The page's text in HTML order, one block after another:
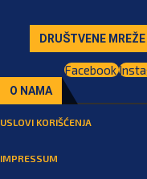
DRUŠTVENE MREŽE
Facebook
O NAMA
USLOVI KORIŠĆENJA
IMPRESSUM